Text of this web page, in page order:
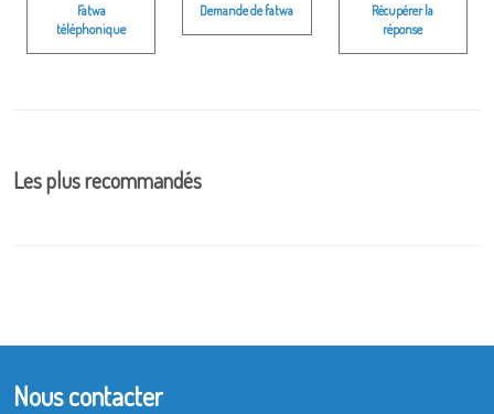
Fatwa
téléphonique
Demande de fatwa
Récupérer la
réponse
Les plus recommandés
Nous contacter